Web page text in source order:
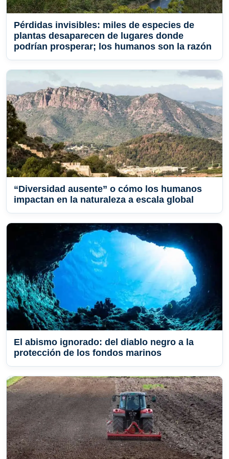
Pérdidas invisibles: miles de especies de
plantas desaparecen de lugares donde
podrían prosperar; los humanos son la razón
“Diversidad ausente” o cómo los humanos
impactan en la naturaleza a escala global
El abismo ignorado: del diablo negro a la
protección de los fondos marinos